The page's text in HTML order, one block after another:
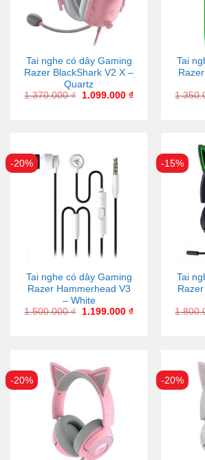
Tai nghe có dây Gaming
Razer BlackShark V2 X –
Quartz
1.370.000₫ 1.099.000 ₫
Tai
-20%
Tai nghe có dây Gaming
Razer Hammerhead V3
– White
1.500.000₫ 1.199.000 ₫
-15%
Tai
-20% -20%